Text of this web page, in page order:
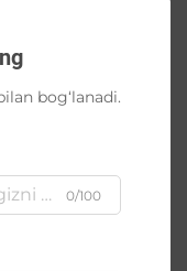
bog‘lanadi.
0/100